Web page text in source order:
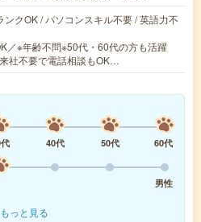
ンクOK / パソコンスキル不要 / 英語力不
／※年齢不問※50代・60代の方も活躍
社不要で電話相談もOK…
40代 50代
60代
男性
もっと見る